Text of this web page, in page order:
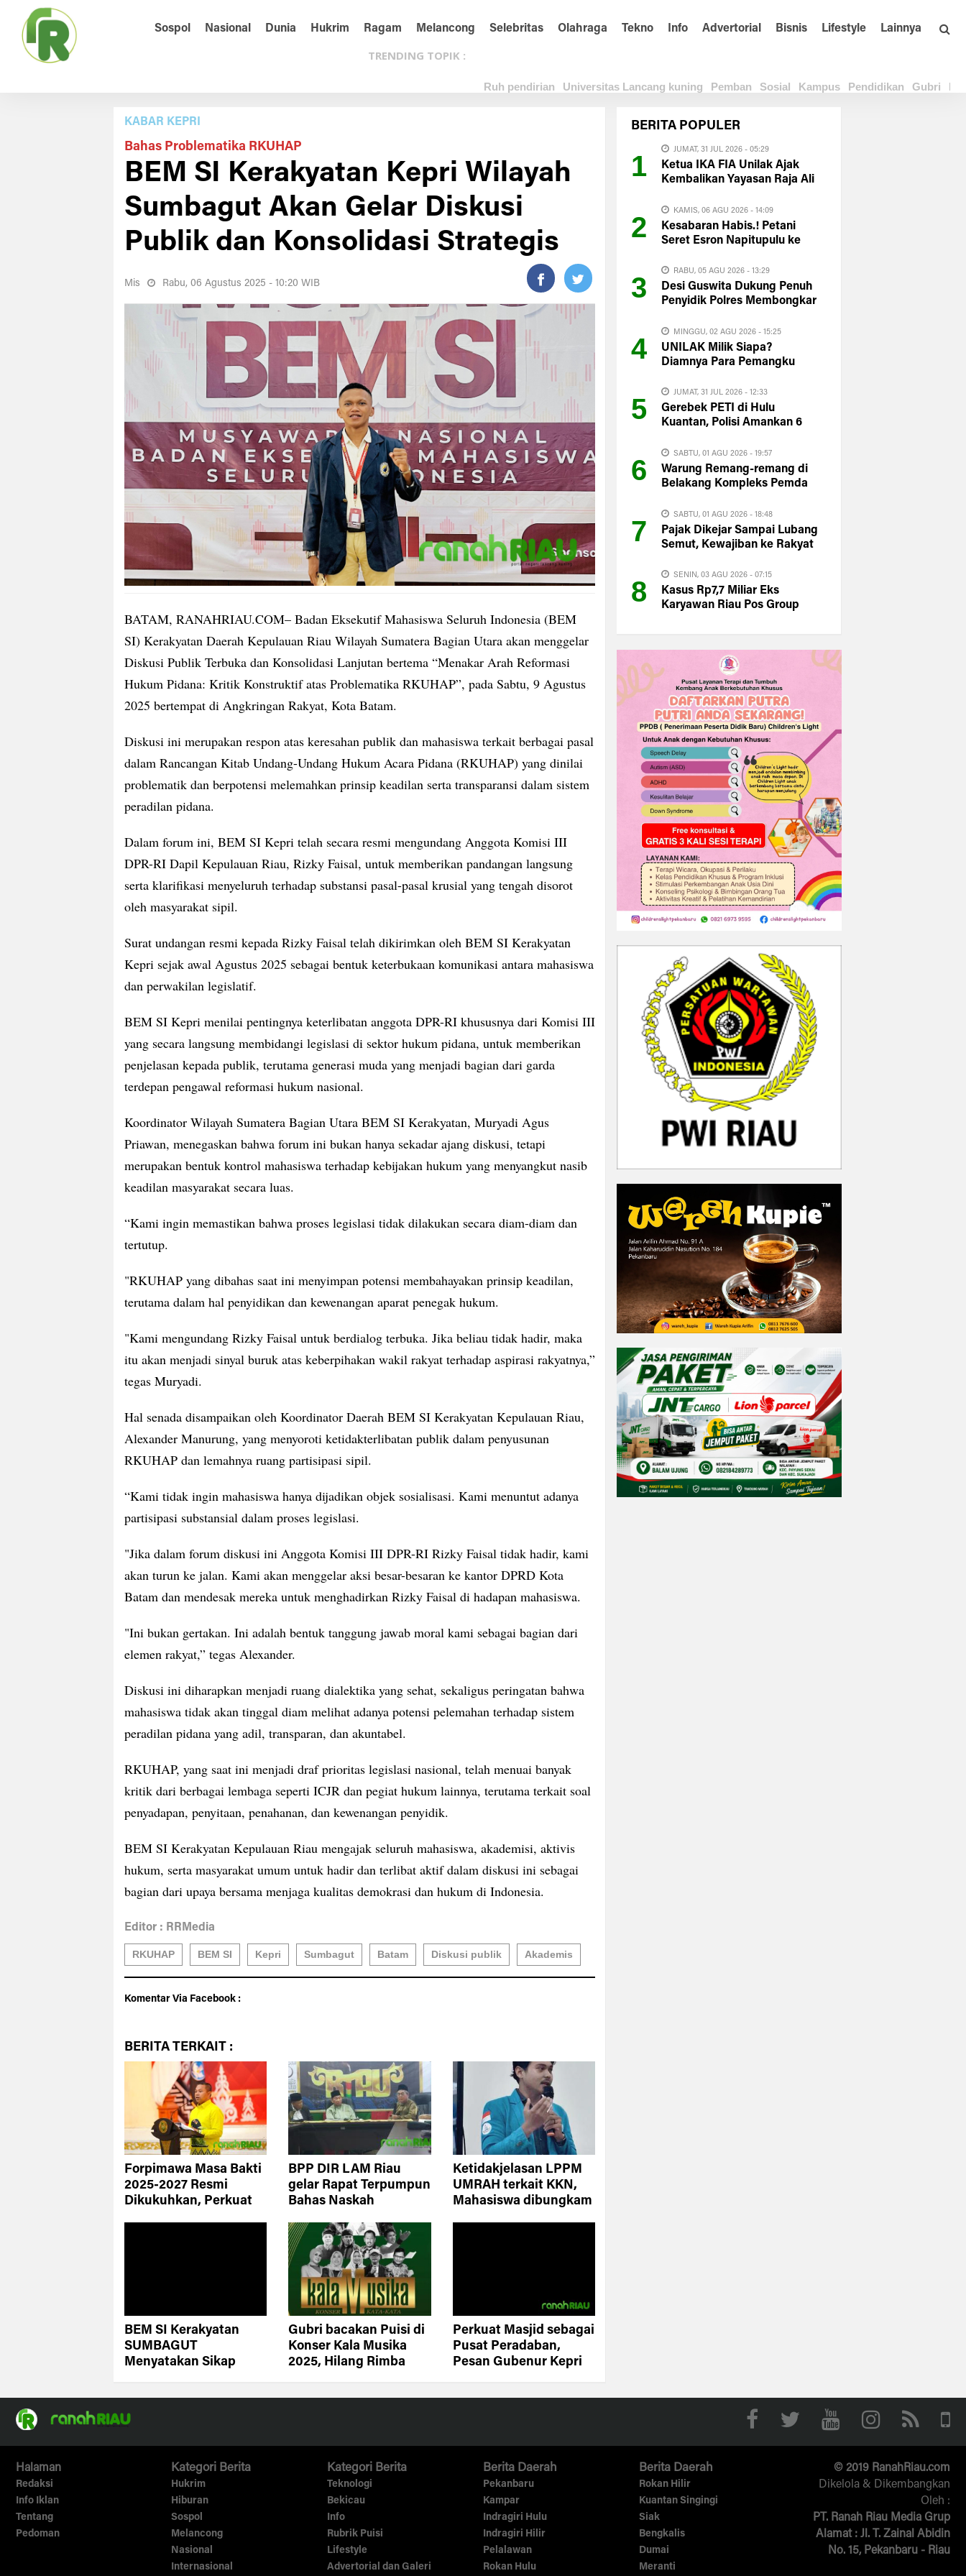
Sospol Nasional Dunia Hukrim Ragam Melancong Selebritas Olahraga Tekno Info Advertorial Bisnis Lifestyle Lainnya
TRENDING TOPIK :
Ruh pendirian Universitas Lancang kuning Pemban Sosial Kampus Pendidikan Gubri
KABAR KEPRI
Bahas Problematika RKUHAP
BEM SI Kerakyatan Kepri Wilayah
Sumbagut Akan Gelar Diskusi
Publik dan Konsolidasi Strategis
Mis Rabu, 06 Agustus 2025 - 10:20 WIB
BATAM, RANAHRIAU.COM– Badan Eksekutif Mahasiswa Seluruh Indonesia (BEM
SI) Kerakyatan Daerah Kepulauan Riau Wilayah Sumatera Bagian Utara akan menggelar
Diskusi Publik Terbuka dan Konsolidasi Lanjutan bertema “Menakar Arah Reformasi
Hukum Pidana: Kritik Konstruktif atas Problematika RKUHAP”, pada Sabtu, 9 Agustus
2025 bertempat di Angkringan Rakyat, Kota Batam.
Diskusi ini merupakan respon atas keresahan publik dan mahasiswa terkait berbagai pasal
dalam Rancangan Kitab Undang-Undang Hukum Acara Pidana (RKUHAP) yang dinilai
problematik dan berpotensi melemahkan prinsip keadilan serta transparansi dalam sistem
peradilan pidana.
Dalam forum ini, BEM SI Kepri telah secara resmi mengundang Anggota Komisi III
DPR-RI Dapil Kepulauan Riau, Rizky Faisal, untuk memberikan pandangan langsung
serta klarifikasi menyeluruh terhadap substansi pasal-pasal krusial yang tengah disorot
oleh masyarakat sipil.
Surat undangan resmi kepada Rizky Faisal telah dikirimkan oleh BEM SI Kerakyatan
Kepri sejak awal Agustus 2025 sebagai bentuk keterbukaan komunikasi antara mahasiswa
dan perwakilan legislatif.
BEM SI Kepri menilai pentingnya keterlibatan anggota DPR-RI khususnya dari Komisi III
yang secara langsung membidangi legislasi di sektor hukum pidana, untuk memberikan
penjelasan kepada publik, terutama generasi muda yang menjadi bagian dari garda
terdepan pengawal reformasi hukum nasional.
Koordinator Wilayah Sumatera Bagian Utara BEM SI Kerakyatan, Muryadi Agus
Priawan, menegaskan bahwa forum ini bukan hanya sekadar ajang diskusi, tetapi
merupakan bentuk kontrol mahasiswa terhadap kebijakan hukum yang menyangkut nasib
keadilan masyarakat secara luas.
“Kami ingin memastikan bahwa proses legislasi tidak dilakukan secara diam-diam dan
tertutup.
"RKUHAP yang dibahas saat ini menyimpan potensi membahayakan prinsip keadilan,
terutama dalam hal penyidikan dan kewenangan aparat penegak hukum.
"Kami mengundang Rizky Faisal untuk berdialog terbuka. Jika beliau tidak hadir, maka
itu akan menjadi sinyal buruk atas keberpihakan wakil rakyat terhadap aspirasi rakyatnya,”
tegas Muryadi.
Hal senada disampaikan oleh Koordinator Daerah BEM SI Kerakyatan Kepulauan Riau,
Alexander Manurung, yang menyoroti ketidakterlibatan publik dalam penyusunan
RKUHAP dan lemahnya ruang partisipasi sipil.
“Kami tidak ingin mahasiswa hanya dijadikan objek sosialisasi. Kami menuntut adanya
partisipasi substansial dalam proses legislasi.
"Jika dalam forum diskusi ini Anggota Komisi III DPR-RI Rizky Faisal tidak hadir, kami
akan turun ke jalan. Kami akan menggelar aksi besar-besaran ke kantor DPRD Kota
Batam dan mendesak mereka untuk menghadirkan Rizky Faisal di hadapan mahasiswa.
"Ini bukan gertakan. Ini adalah bentuk tanggung jawab moral kami sebagai bagian dari
elemen rakyat,” tegas Alexander.
Diskusi ini diharapkan menjadi ruang dialektika yang sehat, sekaligus peringatan bahwa
mahasiswa tidak akan tinggal diam melihat adanya potensi pelemahan terhadap sistem
peradilan pidana yang adil, transparan, dan akuntabel.
RKUHAP, yang saat ini menjadi draf prioritas legislasi nasional, telah menuai banyak
kritik dari berbagai lembaga seperti ICJR dan pegiat hukum lainnya, terutama terkait soal
penyadapan, penyitaan, penahanan, dan kewenangan penyidik.
BEM SI Kerakyatan Kepulauan Riau mengajak seluruh mahasiswa, akademisi, aktivis
hukum, serta masyarakat umum untuk hadir dan terlibat aktif dalam diskusi ini sebagai
bagian dari upaya bersama menjaga kualitas demokrasi dan hukum di Indonesia.
Editor : RRMedia
RKUHAP BEM SI Kepri Sumbagut Batam Diskusi publik Akademis
Komentar Via Facebook :
BERITATERKAIT :
Forpimawa Masa Bakti
2025-2027 Resmi
Dikukuhkan, Perkuat
BPP DIR LAM Riau
gelar Rapat Terpumpun
Bahas Naskah
Istimewa Riau
Ketidakjelasan LPPM
UMRAH terkait KKN,
Mahasiswa dibungkam
BEM SI Kerakyatan
SUMBAGUT
Menyatakan Sikap
Lahan TNTN
Gubri bacakan Puisi di
Konser Kala Musika
2025, Hilang Rimba
Perkuat Masjid sebagai
Pusat Peradaban,
Pesan Gubenur Kepri
BERITA POPULER
1
JUMAT, 31 JUL 2026 - 05:29
Ketua IKA FIA Unilak Ajak
Kembalikan Yayasan Raja Ali
2
KAMIS, 06 AGU 2026 - 14:09
Kesabaran Habis.! Petani
Seret Esron Napitupulu ke
3
RABU, 05 AGU 2026 - 13:29
Desi Guswita Dukung Penuh
Penyidik Polres Membongkar
4
MINGGU, 02 AGU 2026 - 15:25
UNILAK Milik Siapa?
Diamnya Para Pemangku
Memperbesar Kecurigaan
Publik
5
JUMAT, 31 JUL 2026 - 12:33
Gerebek PETI di Hulu
Kuantan, Polisi Amankan 6
6
SABTU, 01 AGU 2026 - 19:57
Warung Remang-remang di
Belakang Kompleks Pemda
Satpol PP
7
SABTU, 01 AGU 2026 - 18:48
Pajak Dikejar Sampai Lubang
Semut, Kewajiban ke Rakyat
Kuansing?
8
SENIN, 03 AGU 2026 - 07:15
Kasus Rp7,7 Miliar Eks
Karyawan Riau Pos Group
Halaman
Redaksi
Info Iklan
Tentang
Pedoman
Kategori Berita
Hukrim
Hiburan
Sospol
Melancong
Nasional
Internasional
Kategori Berita
Teknologi
Bekicau
Info
Rubrik Puisi
Lifestyle
Advertorial dan Galeri
Berita Daerah
Pekanbaru
Kampar
Indragiri Hulu
Indragiri Hilir
Pelalawan
Rokan Hulu
Berita Daerah
Rokan Hilir
Kuantan Singingi
Siak
Bengkalis
Dumai
Meranti
© 2019 RanahRiau.com
Dikelola & Dikembangkan
Oleh :
PT. Ranah Riau Media Grup
Alamat : Jl. T. Zainal Abidin
No. 15, Pekanbaru - Riau